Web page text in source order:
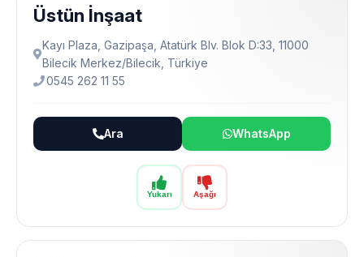
Yukarı Aşağı
Üstün İnşaat
Kayı Plaza, Gazipaşa, Atatürk Blv. Blok D:33, 11000
Bilecik Merkez/Bilecik, Türkiye
0545 262 11 55
Ara WhatsApp